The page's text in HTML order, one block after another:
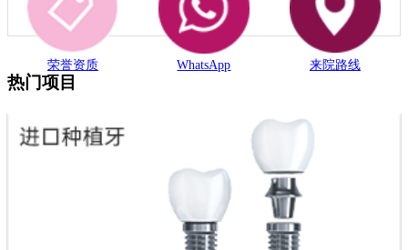
荣誉资质 WhatsApp 来院路线
热门项目